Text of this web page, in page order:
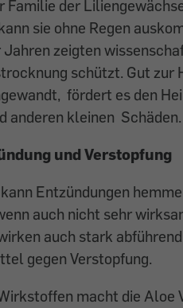
Familie der
sie ohne Regen
Jahren zeigten
schützt. Gut zur
fördert es den
anderen kleinen Schäden.
und Verstopfung
Entzündungen
auch nicht sehr
auch stark
gegen Verstopfung.
macht die Aloe